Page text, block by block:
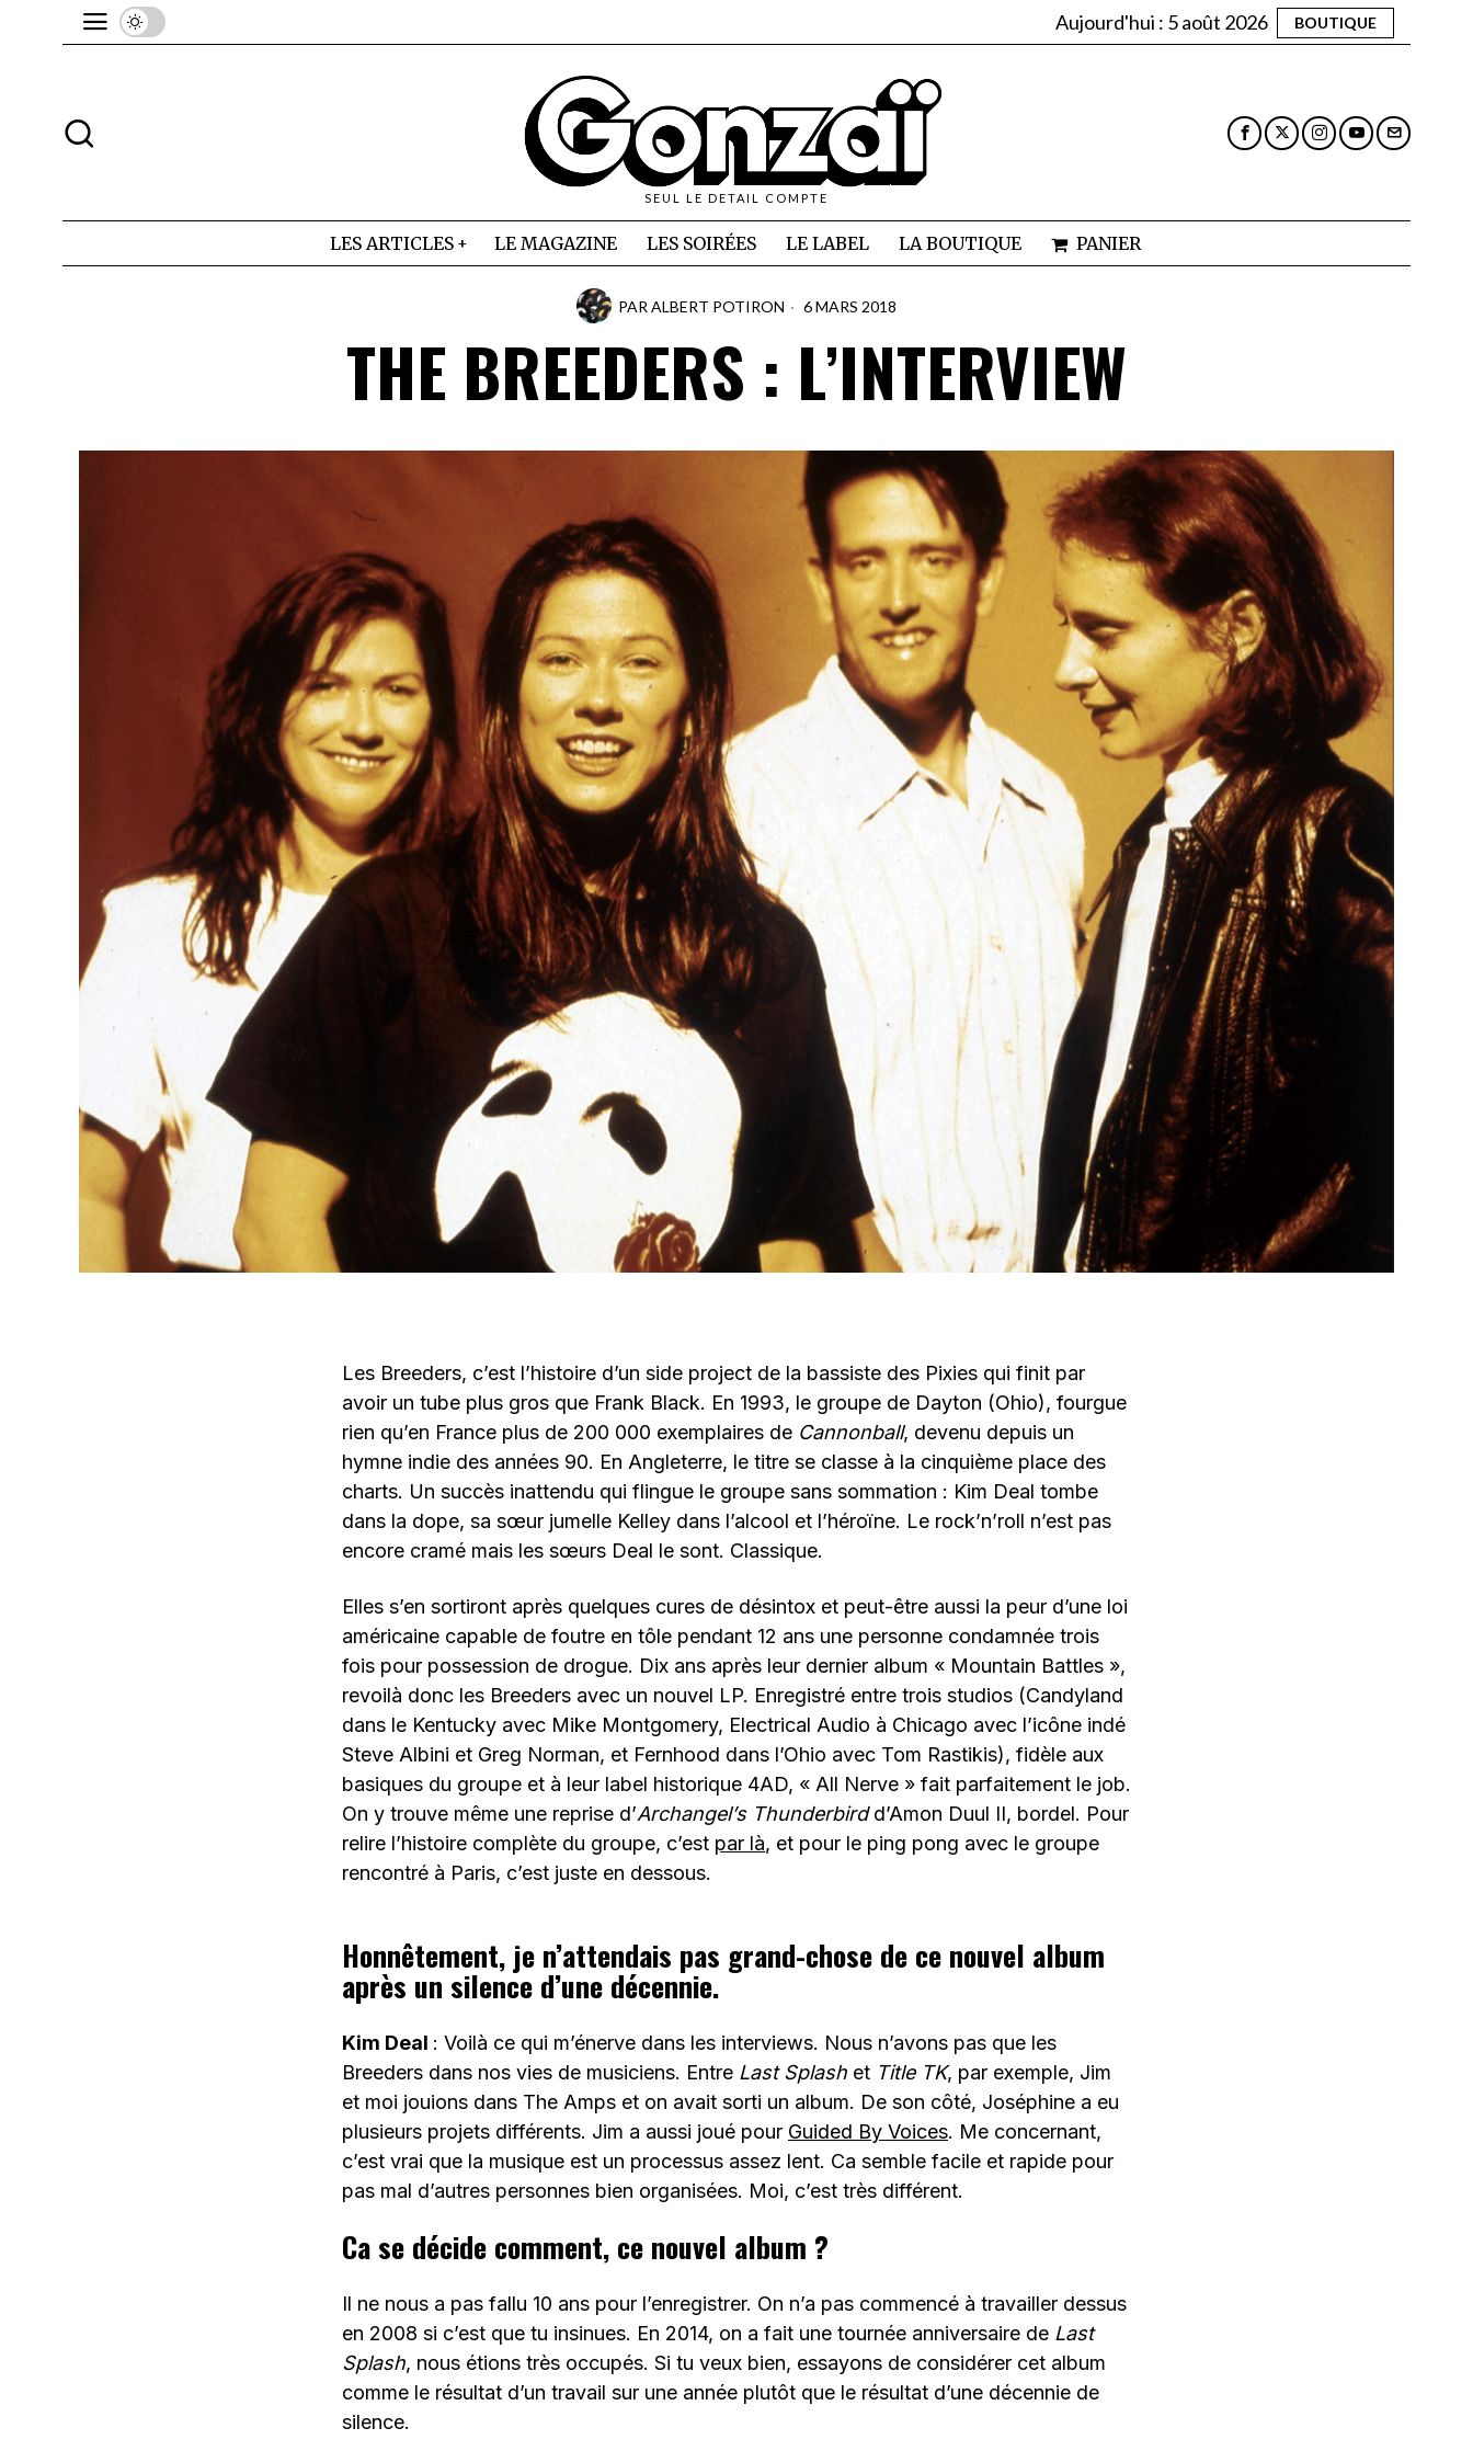
Aujourd'hui : 5 août 2026 BOUTIQUE
SEUL LE DETAIL COMPTE
LES ARTICLES LE MAGAZINE LES SOIRÉES LE LABEL LA BOUTIQUE PANIER
PAR ALBERT POTIRON 6 MARS 2018
THE BREEDERS : L’INTERVIEW
Les Breeders, c’est l’histoire d’un side project de la bassiste des Pixies qui finit par
avoir un tube plus gros que Frank Black. En 1993, le groupe de Dayton (Ohio), fourgue
rien qu’en France plus de 200 000 exemplaires de Cannonball, devenu depuis un
hymne indie des années 90. En Angleterre, le titre se classe à la cinquième place des
charts. Un succès inattendu qui flingue le groupe sans sommation : Kim Deal tombe
dans la dope, sa sœur jumelle Kelley dans l’alcool et l’héroïne. Le rock’n’roll n’est pas
encore cramé mais les sœurs Deal le sont. Classique.
Elles s’en sortiront après quelques cures de désintox et peut-être aussi la peur d’une loi
américaine capable de foutre en tôle pendant 12 ans une personne condamnée trois
fois pour possession de drogue. Dix ans après leur dernier album « Mountain Battles »,
revoilà donc les Breeders avec un nouvel LP. Enregistré entre trois studios (Candyland
dans le Kentucky avec Mike Montgomery, Electrical Audio à Chicago avec l’icône indé
Steve Albini et Greg Norman, et Fernhood dans l’Ohio avec Tom Rastikis), fidèle aux
basiques du groupe et à leur label historique 4AD, « All Nerve » fait parfaitement le job.
On y trouve même une reprise d’Archangel’s Thunderbirdd’Amon Duul II, bordel. Pour
relire l’histoire complète du groupe, c’est par là, et pour le ping pong avec le groupe
rencontré à Paris, c’est juste en dessous.
Honnêtement, je n’attendais pas grand-chose de ce nouvel album
après un silence d’une décennie.
Kim Deal : Voilà ce qui m’énerve dans les interviews. Nous n’avons pas que les
Breeders dans nos vies de musiciens. Entre Last Splash et Title TK, par exemple, Jim
et moi jouions dans The Amps et on avait sorti un album. De son côté, Joséphine a eu
plusieurs projets différents. Jim a aussi joué pour Guided By Voices. Me concernant,
c’est vrai que la musique est un processus assez lent. Ca semble facile et rapide pour
pas mal d’autres personnes bien organisées. Moi, c’est très différent.
Ca se décide comment, ce nouvel album ?
Il ne nous a pas fallu 10 ans pour l’enregistrer. On n’a pas commencé à travailler dessus
en 2008 si c’est que tu insinues. En 2014, on a fait une tournée anniversaire de Last
Splash, nous étions très occupés. Si tu veux bien, essayons de considérer cet album
comme le résultat d’un travail sur une année plutôt que le résultat d’une décennie de
silence.